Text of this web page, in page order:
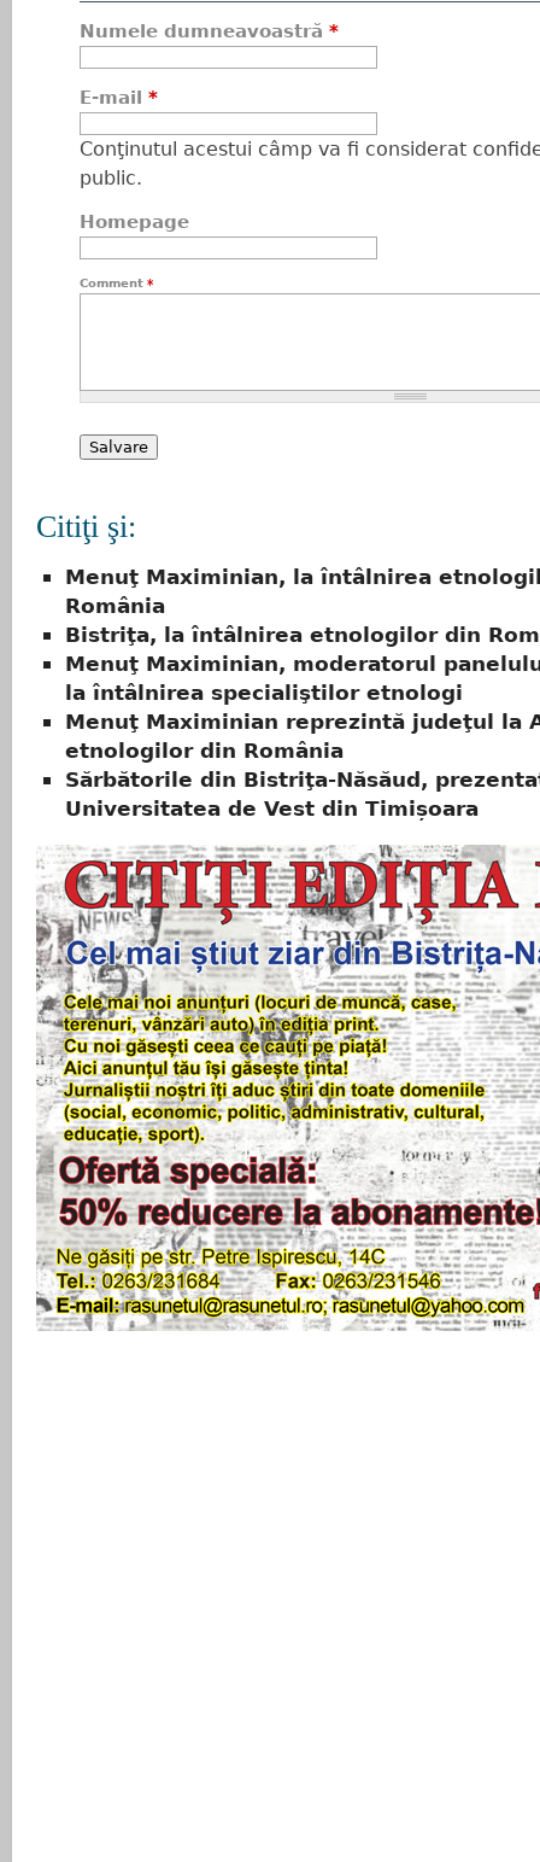
Numele dumneavoastră *
E-mail *
Conţinutul acestui câmp va fi considerat
public.
Homepage
Comment *
Citiţi şi:
Menuţ Maximinian, la întâlnirea
România
Bistriţa, la întâlnirea etnologilor din
Menuţ Maximinian, moderatorul
la întâlnirea specialiştilor etnologi
Menuţ Maximinian reprezintă judeţul la
etnologilor din România
Sărbătorile din Bistriţa-Năsăud,
Universitatea de Vest din Timișoara